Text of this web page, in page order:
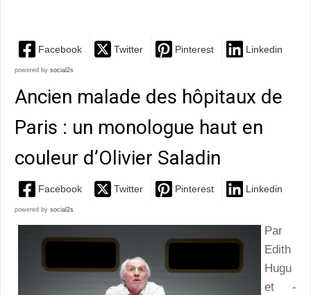
Facebook Twitter Pinterest Linkedin
powered by social2s
Ancien malade des hôpitaux de
Paris : un monologue haut en
couleur d’Olivier Saladin
Facebook Twitter Pinterest Linkedin
powered by social2s
Par
Edith
Hugu
et -